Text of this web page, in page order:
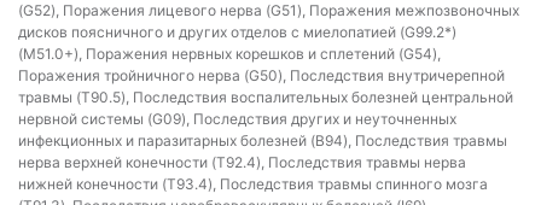
(G52), Поражения лицевого нерва (G51), Поражения межпозвоночных
дисков поясничного и других отделов с миелопатией (G99.2*)
(M51.0+), Поражения нервных корешков и сплетений (G54),
Поражения тройничного нерва (G50), Последствия внутричерепной
травмы (T90.5), Последствия воспалительных болезней центральной
нервной системы (G09), Последствия других и неуточненных
инфекционных и паразитарных болезней (B94), Последствия травмы
нерва верхней конечности (T92.4), Последствия травмы нерва
нижней конечности (T93.4), Последствия травмы спинного мозга